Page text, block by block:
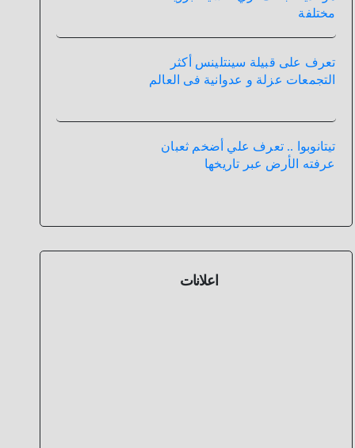
مختلفة
تعرف على قبيلة سينتلينس أكثر
التجمعات عزلة و عدوانية فى العالم
تيتانوبوا .. تعرف علي أضخم ثعبان
عرفته الأرض عبر تاريخها
اعلانات